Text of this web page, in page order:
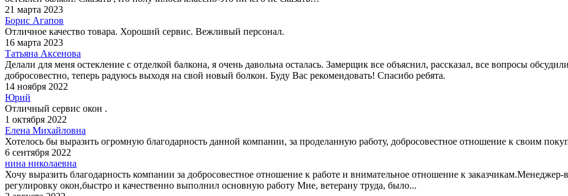
21 марта 2023
Борис Агапов
Отличное качество товара. Хороший сервис. Вежливый персонал.
16 марта 2023
Татьяна Аксенова
Делали для меня остекление с отделкой балкона, я очень давольна осталась. Замерщик все объяснил, рассказал, все вопросы
добросовестно, теперь радуюсь выходя на свой новый болкон. Буду Вас рекомендовать! Спасибо ребята.
14 ноября 2022
Юрий
Отличный сервис окон .
1 октября 2022
Елена Михайловна
Хотелось бы выразить огромную благодарность данной компании, за проделанную работу, добросовестное отношение к своим
6 сентября 2022
нина николаевна
Хочу выразить благодарность компании за добросовестное отношение к работе и внимательное отношение к
регулировку окон,быстро и качественно выполнил основную работу Мне, ветерану труда, было...